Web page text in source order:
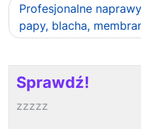
Profesjonalne
papy, blacha,
Sprawdź!
zzzzz